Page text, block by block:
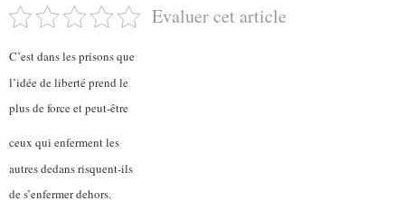
Evaluer cet article
C’est dans les prisons que
l’idée de liberté prend le
plus de force et peut-être
ceux qui enferment les
autres dedans risquent-ils
de s’enfermer dehors.